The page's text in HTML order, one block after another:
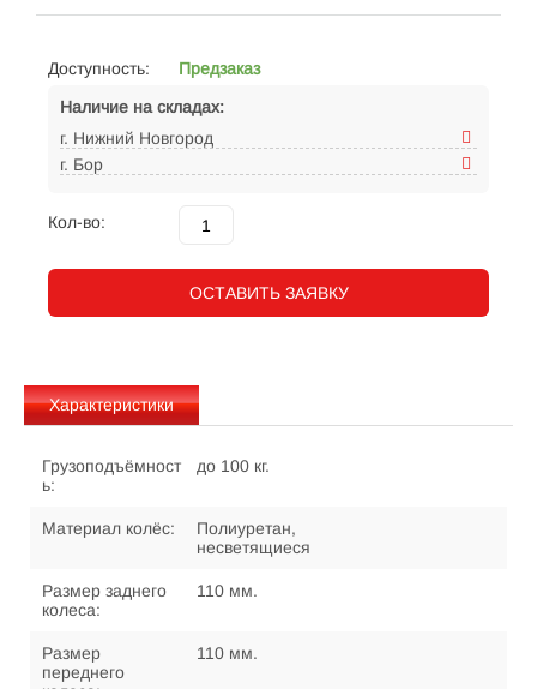
Доступность:
Предзаказ
Наличие на складах:
г. Нижний Новгород
г. Бор
Кол-во:
ОСТАВИТЬ ЗАЯВКУ
Характеристики
Грузоподъёмност
ь:
до 100 кг.
Материал колёс:
Полиуретан,
несветящиеся
Размер заднего
колеса:
110 мм.
Размер
переднего
110 мм.